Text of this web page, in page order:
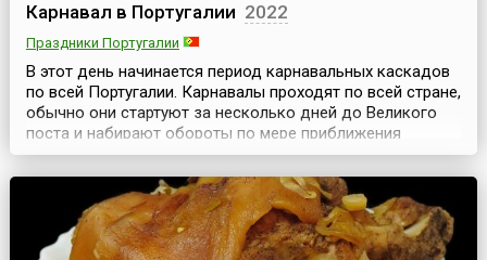
Карнавал в Португалии 2022
Праздники Португалии
В этот день начинается период карнавальных каскадов
по всей Португалии. Карнавалы проходят по всей стране,
обычно они стартуют за несколько дней до Великого
поста и набирают обороты по мере приближения
Жирного вторника — последнего праздничного дня. Что
и когда — расписано по дням, и веселье плотно
заполняет собой все время. Так, в пятницу — бал-
маскарад и прибытие короля карнавала, в воскресе...